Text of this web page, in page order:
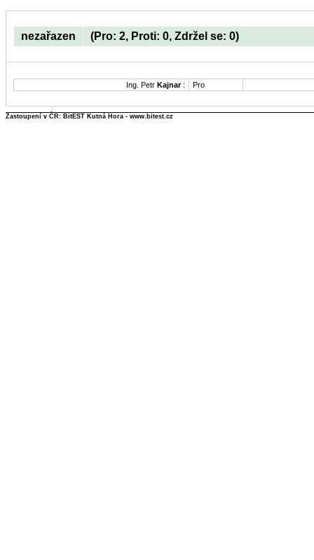
nezařazen (Pro: 2, Proti: 0, Zdržel se: 0)
Ing. Petr Kajnar: Pro
Zastoupení v ČR: BitEST Kutná Hora - www.bitest.cz